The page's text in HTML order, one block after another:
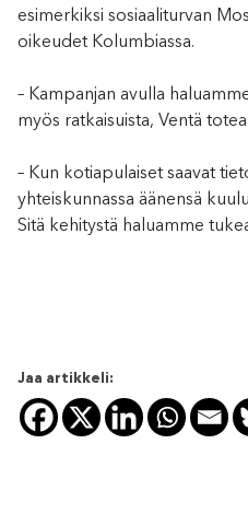
esimerkiksi sosiaaliturvan
oikeudet Kolumbiassa.
– Kampanjan avulla
myös ratkaisuista, Ventä
– Kun kotiapulaiset saavat
yhteiskunnassa äänensä
Sitä kehitystä haluamme
Jaa artikkeli: